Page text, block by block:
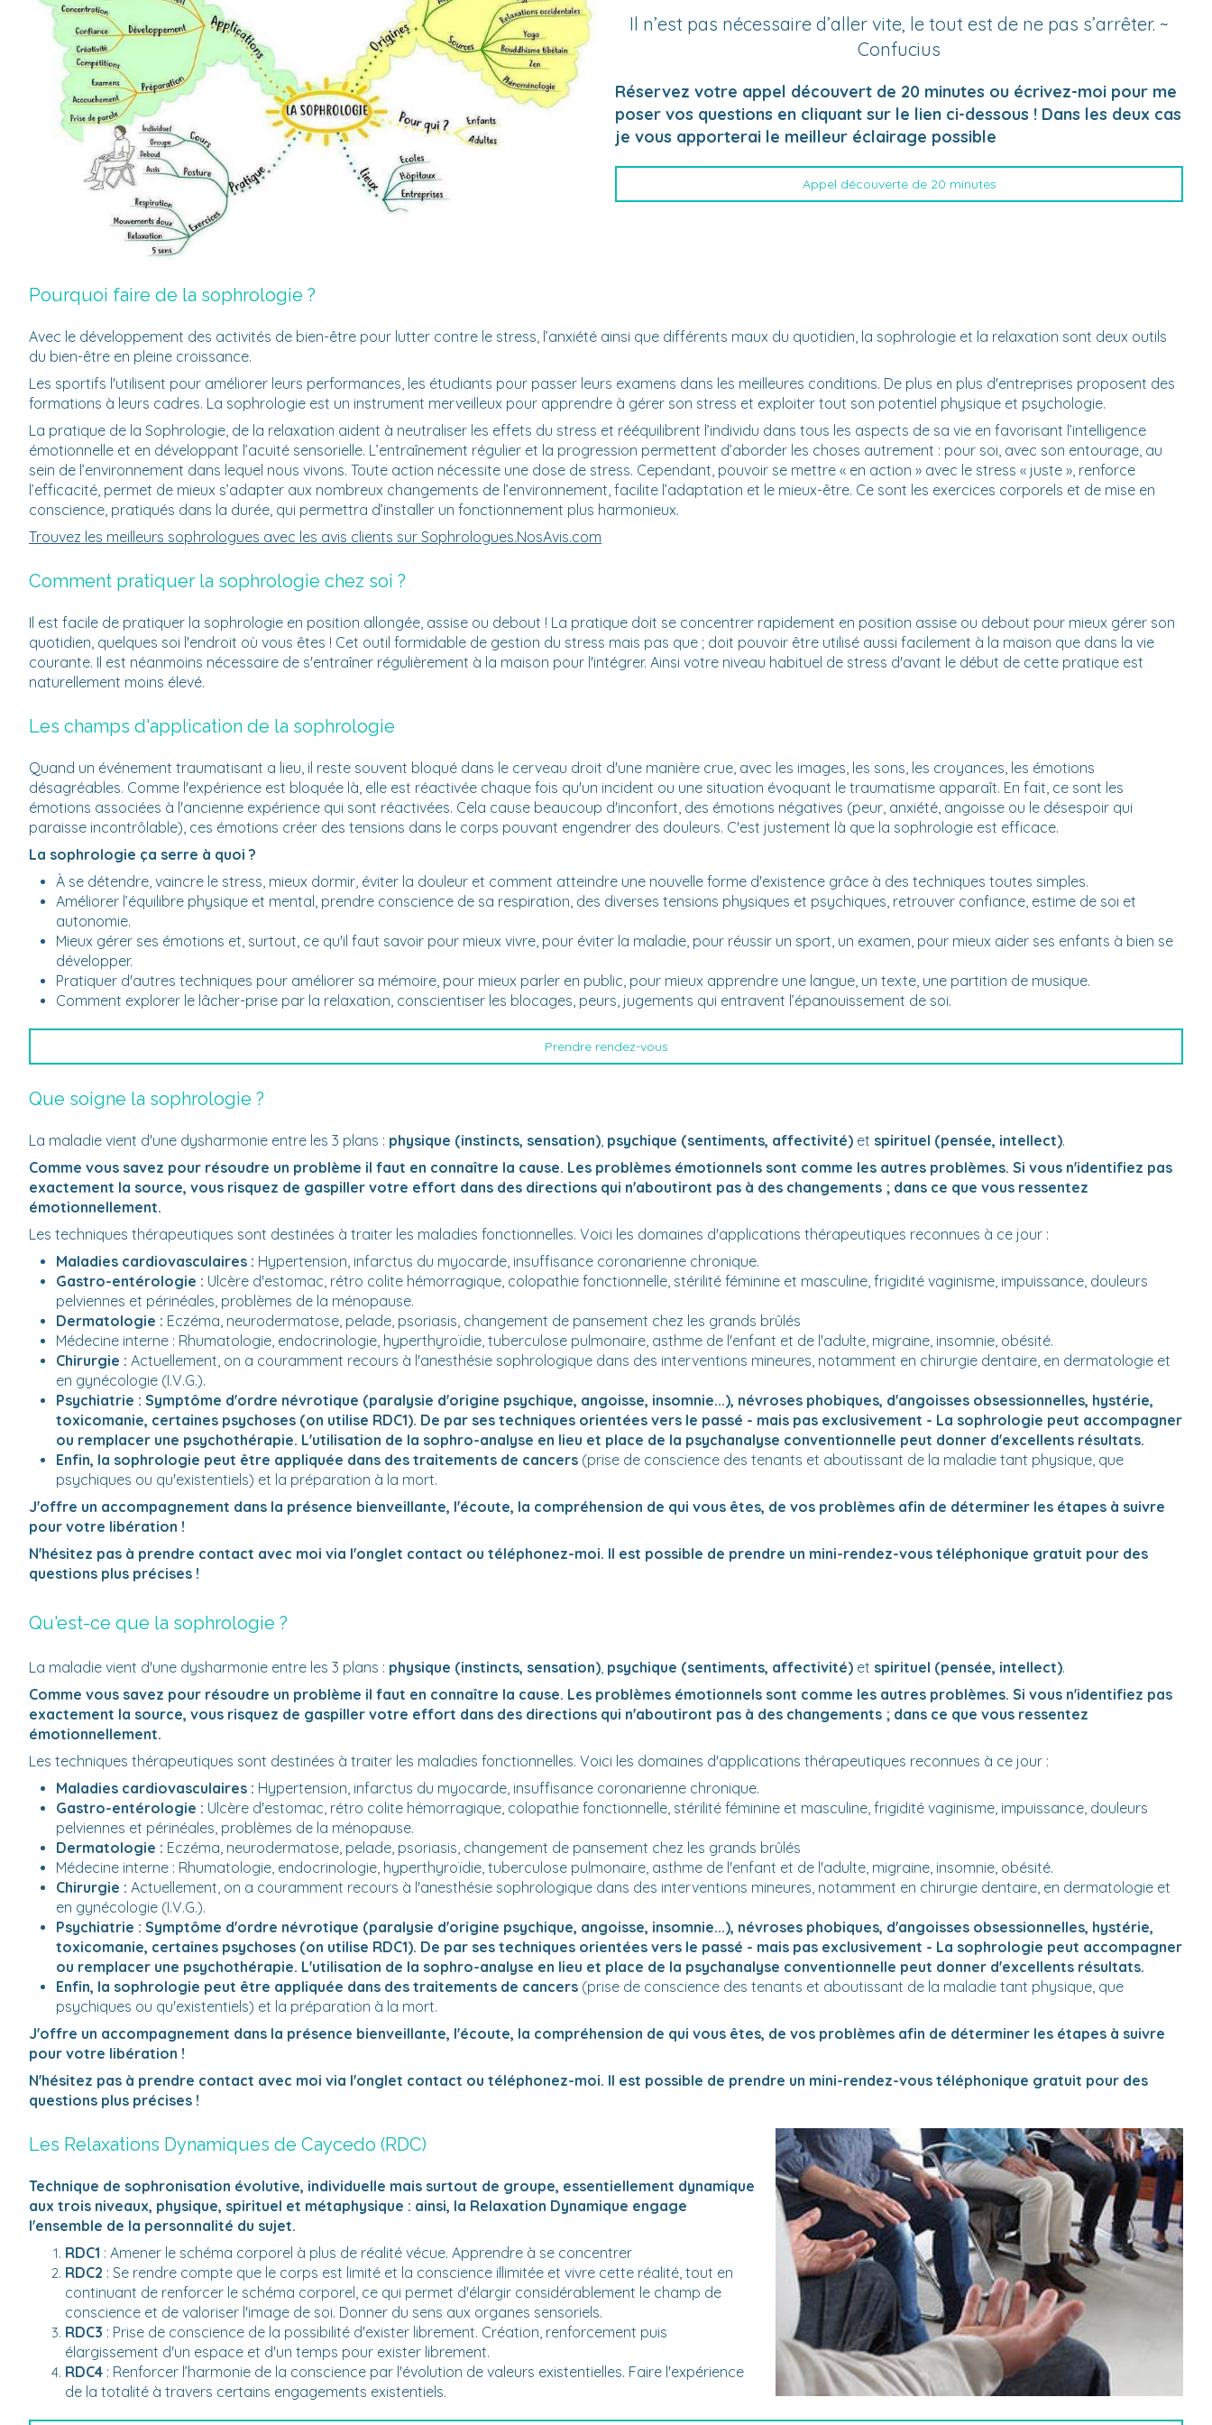
Il n’est pas nécessaire d’aller vite, le tout est de ne pas s’arrêter. ~
Confucius
Réservez votre appel découvert de 20 minutes ou écrivez-moi pour me
poser vos questions en cliquant sur le lien ci-dessous ! Dans les deux cas
je vous apporterai le meilleur éclairage possible
Appel découverte de 20 minutes
Pourquoi faire de la sophrologie ?
Avec le développement des activités de bien-être pour lutter contre le stress, l’anxiété ainsi que différents maux du quotidien, la sophrologie et la relaxation sont deux outils
du bien-être en pleine croissance.
Les sportifs l'utilisent pour améliorer leurs performances, les étudiants pour passer leurs examens dans les meilleures conditions. De plus en plus d'entreprises proposent des
formations à leurs cadres. La sophrologie est un instrument merveilleux pour apprendre à gérer son stress et exploiter tout son potentiel physique et psychologie.
La pratique de la Sophrologie, de la relaxation aident à neutraliser les effets du stress et rééquilibrent l’individu dans tous les aspects de sa vie en favorisant l’intelligence
émotionnelle et en développant l’acuité sensorielle. L’entraînement régulier et la progression permettent d’aborder les choses autrement : pour soi, avec son entourage, au
sein de l’environnement dans lequel nous vivons. Toute action nécessite une dose de stress. Cependant, pouvoir se mettre « en action » avec le stress « juste », renforce
l’efficacité, permet de mieux s’adapter aux nombreux changements de l’environnement, facilite l’adaptation et le mieux-être. Ce sont les exercices corporels et de mise en
conscience, pratiqués dans la durée, qui permettra d’installer un fonctionnement plus harmonieux.
Trouvez les meilleurs sophrologues avec les avis clients sur Sophrologues.NosAvis.com
Comment pratiquer la sophrologie chez soi ?
Il est facile de pratiquer la sophrologie en position allongée, assise ou debout ! La pratique doit se concentrer rapidement en position assise ou debout pour mieux gérer son
quotidien, quelques soi l'endroit où vous êtes ! Cet outil formidable de gestion du stress mais pas que ; doit pouvoir être utilisé aussi facilement à la maison que dans la vie
courante. Il est néanmoins nécessaire de s'entraîner régulièrement à la maison pour l'intégrer. Ainsi votre niveau habituel de stress d'avant le début de cette pratique est
naturellement moins élevé.
Les champs d'application de la sophrologie
Quand un événement traumatisant a lieu, il reste souvent bloqué dans le cerveau droit d'une manière crue, avec les images, les sons, les croyances, les émotions
désagréables. Comme l'expérience est bloquée là, elle est réactivée chaque fois qu'un incident ou une situation évoquant le traumatisme apparaît. En fait, ce sont les
émotions associées à l'ancienne expérience qui sont réactivées. Cela cause beaucoup d'inconfort, des émotions négatives (peur, anxiété, angoisse ou le désespoir qui
paraisse incontrôlable), ces émotions créer des tensions dans le corps pouvant engendrer des douleurs. C'est justement là que la sophrologie est efficace.
La sophrologie ça serre à quoi ?
À se détendre, vaincre le stress, mieux dormir, éviter la douleur et comment atteindre une nouvelle forme d'existence grâce à des techniques toutes simples.
Améliorer l’équilibre physique et mental, prendre conscience de sa respiration, des diverses tensions physiques et psychiques, retrouver confiance, estime de soi et
autonomie.
Mieux gérer ses émotions et, surtout, ce qu'il faut savoir pour mieux vivre, pour éviter la maladie, pour réussir un sport, un examen, pour mieux aider ses enfants à bien se
développer.
Pratiquer d'autres techniques pour améliorer sa mémoire, pour mieux parler en public, pour mieux apprendre une langue, un texte, une partition de musique.
Comment explorer le lâcher-prise par la relaxation, conscientiser les blocages, peurs, jugements qui entravent l’épanouissement de soi.
Prendre rendez-vous
Que soigne la sophrologie ?
La maladie vient d'une dysharmonie entre les 3 plans : physique (instincts, sensation) psychique (sentiments, affectivité) et spirituel (pensée, intellect).
Comme vous savez pour résoudre un problème il faut en connaître la cause. Les problèmes émotionnels sont comme les autres problèmes. Si vous n'identifiez pas
exactement la source, vous risquez de gaspiller votre effort dans des directions qui n'aboutiront pas à des changements ; dans ce que vous ressentez
émotionnellement.
Les techniques thérapeutiques sont destinées à traiter les maladies fonctionnelles. Voici les domaines d'applications thérapeutiques reconnues à ce jour :
Maladies cardiovasculaires : Hypertension, infarctus du myocarde, insuffisance coronarienne chronique.
Gastro-entérologie : Ulcère d'estomac, rétro colite hémorragique, colopathie fonctionnelle, stérilité féminine et masculine, frigidité vaginisme, impuissance, douleurs
pelviennes et périnéales, problèmes de la ménopause.
Dermatologie : Eczéma, neurodermatose, pelade, psoriasis, changement de pansement chez les grands brûlés
Médecine interne : Rhumatologie, endocrinologie, hyperthyroïdie, tuberculose pulmonaire, asthme de l'enfant et de l'adulte, migraine, insomnie, obésité.
Chirurgie : Actuellement, on a couramment recours à l'anesthésie sophrologique dans des interventions mineures, notamment en chirurgie dentaire, en dermatologie et
en gynécologie (I.V.G.).
Psychiatrie : Symptôme d'ordre névrotique (paralysie d'origine psychique, angoisse, insomnie...), névroses phobiques, d'angoisses obsessionnelles, hystérie,
toxicomanie, certaines psychoses (on utilise RDC1). De par ses techniques orientées vers le passé - mais pas exclusivement - La sophrologie peut accompagner
ou remplacer une psychothérapie. L'utilisation de la sophro-analyse en lieu et place de la psychanalyse conventionnelle peut donner d'excellents résultats.
Enfin, la sophrologie peut être appliquée dans des traitements de cancers (prise de conscience des tenants et aboutissant de la maladie tant physique, que
psychiques ou qu'existentiels) et la préparation à la mort.
J'offre un accompagnement dans la présence bienveillante, l'écoute, la compréhension de qui vous êtes, de vos problèmes afin de déterminer les étapes à suivre
pour votre libération !
N'hésitez pas à prendre contact avec moi via l'onglet contact ou téléphonez-moi. Il est possible de prendre un mini-rendez-vous téléphonique gratuit pour des
questions plus précises !
Qu'est-ce que la sophrologie ?
La maladie vient d'une dysharmonie entre les 3 plans : physique (instincts, sensation) psychique (sentiments, affectivité) et spirituel (pensée, intellect).
Comme vous savez pour résoudre un problème il faut en connaître la cause. Les problèmes émotionnels sont comme les autres problèmes. Si vous n'identifiez pas
exactement la source, vous risquez de gaspiller votre effort dans des directions qui n'aboutiront pas à des changements ; dans ce que vous ressentez
émotionnellement.
Les techniques thérapeutiques sont destinées à traiter les maladies fonctionnelles. Voici les domaines d'applications thérapeutiques reconnues à ce jour :
Maladies cardiovasculaires : Hypertension, infarctus du myocarde, insuffisance coronarienne chronique.
Gastro-entérologie : Ulcère d'estomac, rétro colite hémorragique, colopathie fonctionnelle, stérilité féminine et masculine, frigidité vaginisme, impuissance, douleurs
pelviennes et périnéales, problèmes de la ménopause.
Dermatologie : Eczéma, neurodermatose, pelade, psoriasis, changement de pansement chez les grands brûlés
Médecine interne : Rhumatologie, endocrinologie, hyperthyroïdie, tuberculose pulmonaire, asthme de l'enfant et de l'adulte, migraine, insomnie, obésité.
Chirurgie : Actuellement, on a couramment recours à l'anesthésie sophrologique dans des interventions mineures, notamment en chirurgie dentaire, en dermatologie et
en gynécologie (I.V.G.).
Psychiatrie : Symptôme d'ordre névrotique (paralysie d'origine psychique, angoisse, insomnie...), névroses phobiques, d'angoisses obsessionnelles, hystérie,
toxicomanie, certaines psychoses (on utilise RDC1). De par ses techniques orientées vers le passé - mais pas exclusivement - La sophrologie peut accompagner
ou remplacer une psychothérapie. L'utilisation de la sophro-analyse en lieu et place de la psychanalyse conventionnelle peut donner d'excellents résultats.
Enfin, la sophrologie peut être appliquée dans des traitements de cancers (prise de conscience des tenants et aboutissant de la maladie tant physique, que
psychiques ou qu'existentiels) et la préparation à la mort.
J'offre un accompagnement dans la présence bienveillante, l'écoute, la compréhension de qui vous êtes, de vos problèmes afin de déterminer les étapes à suivre
pour votre libération !
N'hésitez pas à prendre contact avec moi via l'onglet contact ou téléphonez-moi. Il est possible de prendre un mini-rendez-vous téléphonique gratuit pour des
questions plus précises !
Les Relaxations Dynamiques de Caycedo (RDC)
Technique de sophronisation évolutive, individuelle mais surtout de groupe, essentiellement dynamique
aux trois niveaux, physique, spirituel et métaphysique : ainsi, la Relaxation Dynamique engage
l'ensemble de la personnalité du sujet.
RDC1 : Amener le schéma corporel à plus de réalité vécue. Apprendre à se concentrer
RDC2 : Se rendre compte que le corps est limité et la conscience illimitée et vivre cette réalité, tout en
continuant de renforcer le schéma corporel, ce qui permet d'élargir considérablement le champ de
conscience et de valoriser l'image de soi. Donner du sens aux organes sensoriels.
RDC3 : Prise de conscience de la possibilité d'exister librement. Création, renforcement puis
élargissement d'un espace et d'un temps pour exister librement.
RDC4 : Renforcer l’harmonie de la conscience par l'évolution de valeurs existentielles. Faire l'expérience
de la totalité à travers certains engagements existentiels.